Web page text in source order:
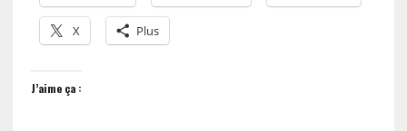
X Plus
J’aime ça :